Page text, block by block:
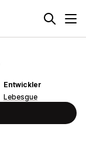
Entwickler
Lebesgue